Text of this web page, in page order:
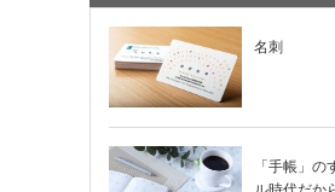
名刺
「手帳」の